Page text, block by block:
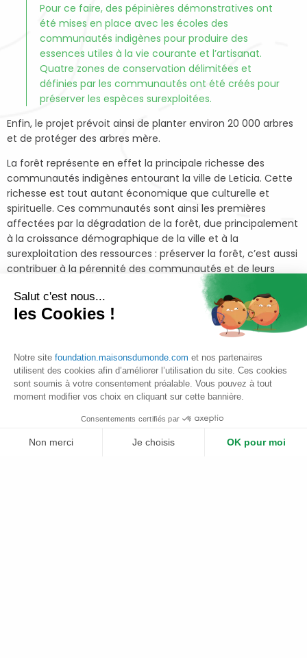
Pour ce faire, des pépinières démonstratives ont
été mises en place avec les écoles des
communautés indigènes pour produire des
essences utiles à la vie courante et l’artisanat.
Quatre zones de conservation délimitées et
définies par les communautés ont été créés pour
préserver les espèces surexploitées.
Enfin, le projet prévoit ainsi de planter environ 20 000 arbres
et de protéger des arbres mère.
La forêt représente en effet la principale richesse des
communautés indigènes entourant la ville de Leticia. Cette
richesse est tout autant économique que culturelle et
spirituelle. Ces communautés sont ainsi les premières
affectées par la dégradation de la forêt, due principalement
à la croissance démographique de la ville et à la
surexploitation des ressources : préserver la forêt, c’est aussi
contribuer à la pérennité des communautés et de leurs
À la suite d’un premier soutien de la Fondation Maisons du
Monde entre 2017 et 2019, le projet a permis de faire
émerger un modèle de conservation de la forêt par et pour
les communautés locales Ticunas.
Les avancées du projet
Retour sur les résultats des actions principales de 2023-
Salut c'est nous...
les Cookies !
Notre site foundation.maisonsdumonde.com et nos partenaires
utilisent des cookies afin d’améliorer l’utilisation du site. Ces cookies
sont soumis à votre consentement préalable. Vous pouvez à tout
moment modifier vos choix en cliquant sur cette bannière.
Consentements certifiés par
Non merci Je choisis OK pour moi